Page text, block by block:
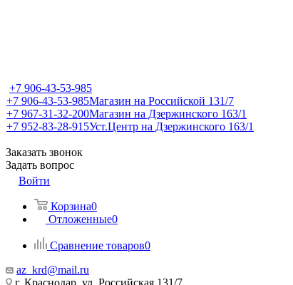
+7 906-43-53-985
+7 906-43-53-985Магазин на Российской 131/7
+7 967-31-32-200Магазин на Дзержинского 163/1
+7 952-83-28-915Уст.Центр на Дзержинского 163/1
Заказать звонок
Задать вопрос
Войти
Корзина0
Отложенные0
Сравнение товаров0
az_krd@mail.ru
г. Краснодар, ул. Российская 131/7